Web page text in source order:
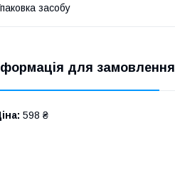
засобу
для замовлення
598 ₴